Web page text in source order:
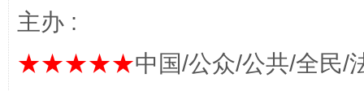
主办 :
★★★★★中国/公众/公共/全民/